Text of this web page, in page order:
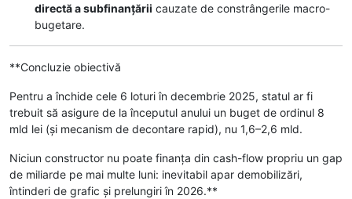
directă a subfinanțării cauzate de constrângerile macro-
bugetare.
**Concluzie obiectivă
Pentru a închide cele 6 loturi în decembrie 2025, statul ar fi
trebuit să asigure de la începutul anului un buget de ordinul 8
mld lei (și mecanism de decontare rapid), nu 1,6–2,6 mld.
Niciun constructor nu poate finanța din cash-flow propriu un gap
de miliarde pe mai multe luni: inevitabil apar demobilizări,
întinderi de grafic și prelungiri în 2026.**